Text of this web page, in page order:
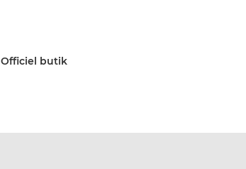
Officiel butik